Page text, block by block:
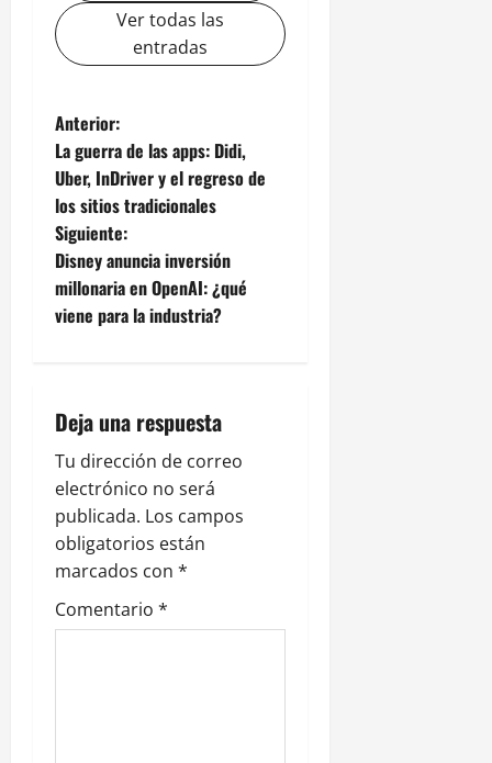
Ver todas las
entradas
N
a
v
e
g
c
i
ó
n
d
e
Anterior:
La guerra de las apps: Didi,
Uber, InDriver y el regreso de
los sitios tradicionales
Siguiente:
Disney anuncia inversión
millonaria en OpenAI: ¿qué
viene para la industria?
Deja una respuesta
Tu dirección de correo
electrónico no será
publicada. Los campos
obligatorios están
marcados con *
Comentario *